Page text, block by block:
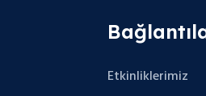
Etkinliklerimiz